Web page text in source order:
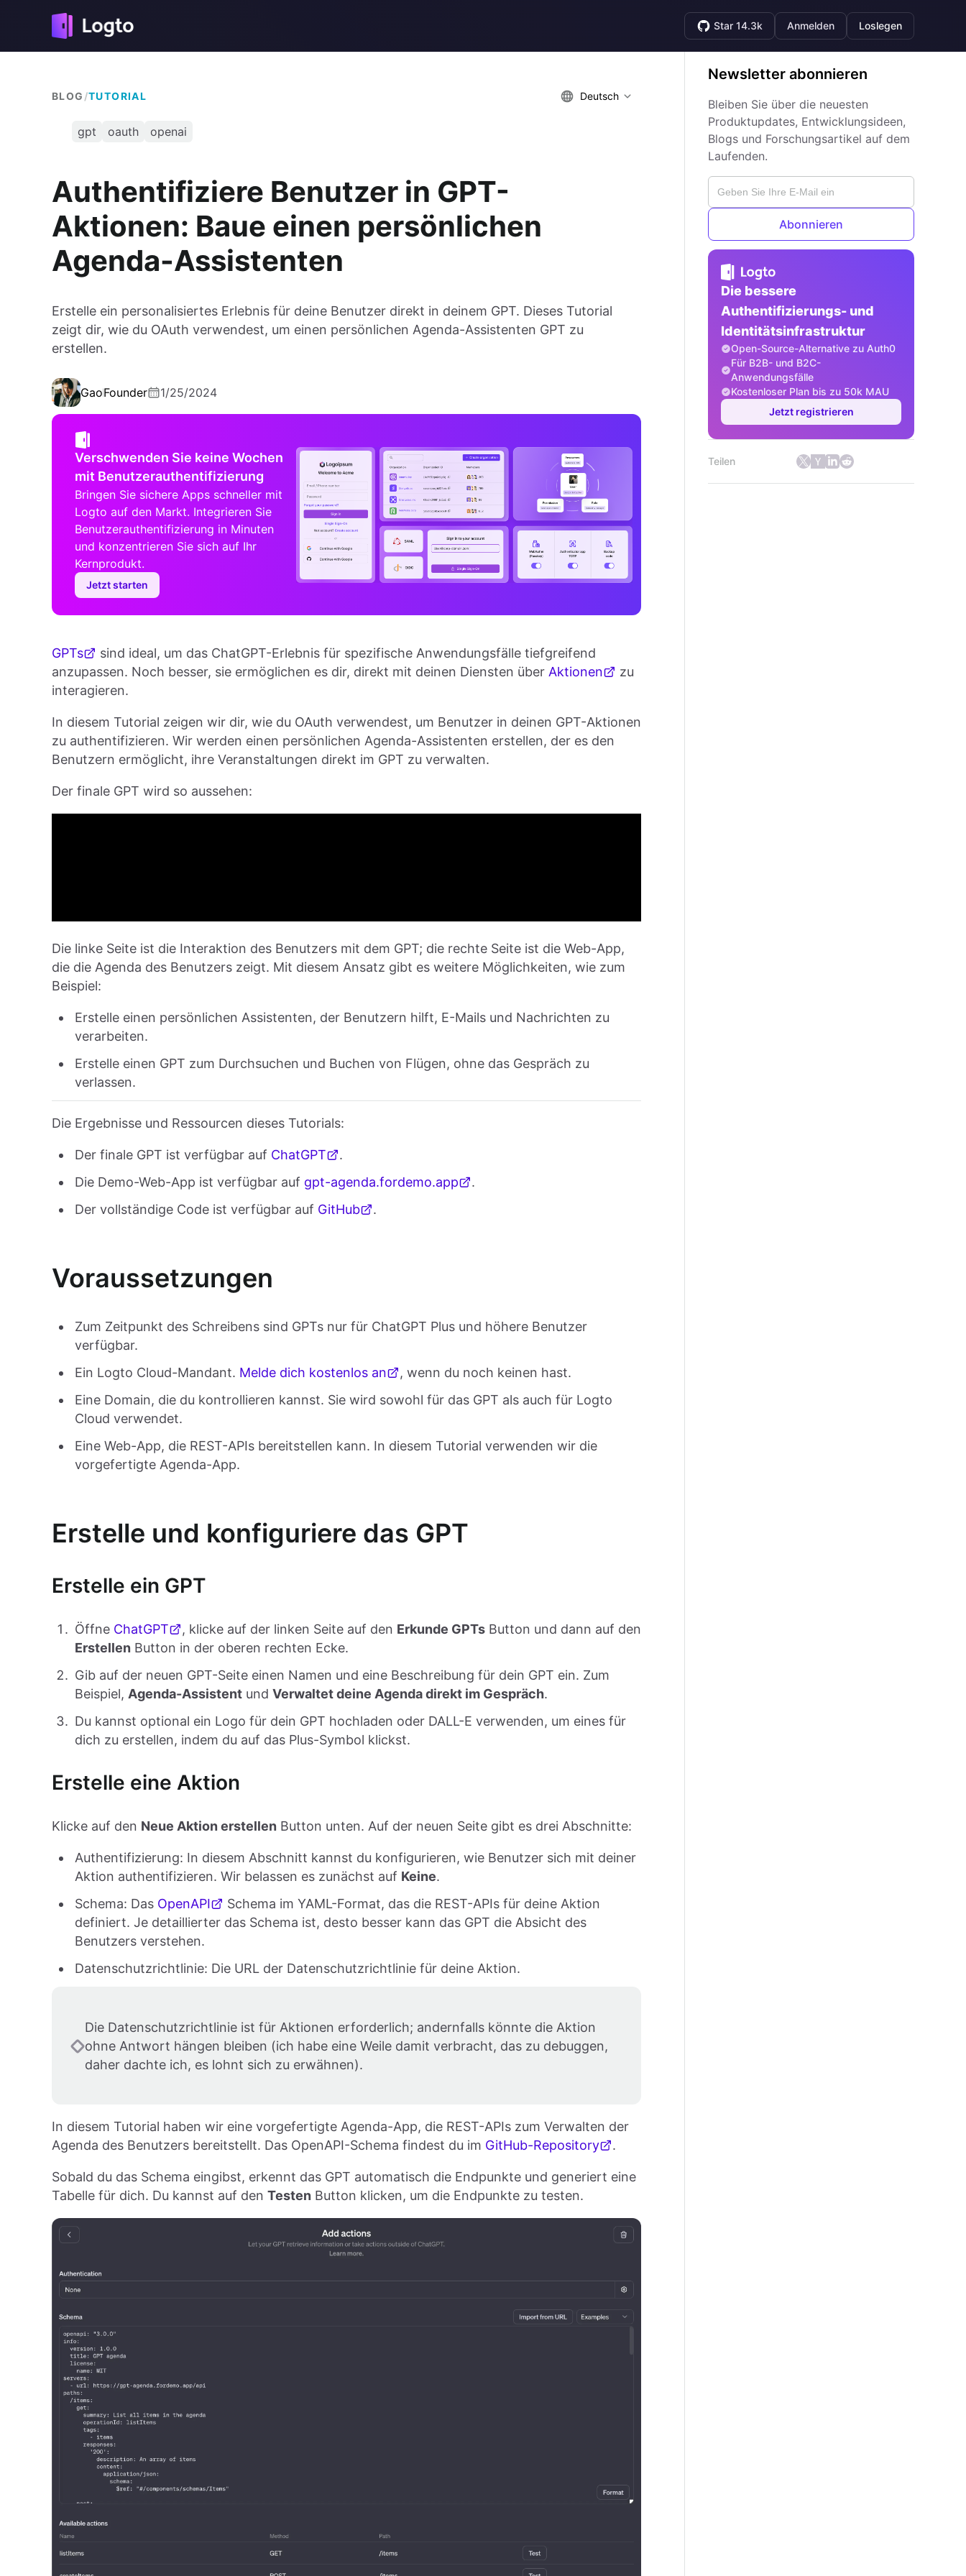
Star 14.3k Anmelden Loslegen
BLOG /TUTORIAL Deutsch
gpt oauth openai
Authentifiziere Benutzer in GPT-
Aktionen: Baue einen persönlichen
Agenda-Assistenten
Erstelle ein personalisiertes Erlebnis für deine Benutzer direkt in deinem GPT. Dieses Tutorial
zeigt dir, wie du OAuth verwendest, um einen persönlichen Agenda-Assistenten GPT zu
erstellen.
GaoFounder 1/25/2024
Verschwenden Sie keine Wochen
mit Benutzerauthentifizierung
Bringen Sie sichere Apps schneller mit
Logto auf den Markt. Integrieren Sie
Benutzerauthentifizierung in Minuten
und konzentrieren Sie sich auf Ihr
Kernprodukt.
Jetzt starten
GPTs
sind ideal, um das ChatGPT-Erlebnis für spezifische Anwendungsfälle tiefgreifend
anzupassen. Noch besser, sie ermöglichen es dir, direkt mit deinen Diensten über Aktionen
zu
interagieren.
In diesem Tutorial zeigen wir dir, wie du OAuth verwendest, um Benutzer in deinen GPT-Aktionen
zu authentifizieren. Wir werden einen persönlichen Agenda-Assistenten erstellen, der es den
Benutzern ermöglicht, ihre Veranstaltungen direkt im GPT zu verwalten.
Der finale GPT wird so aussehen:
Die linke Seite ist die Interaktion des Benutzers mit dem GPT; die rechte Seite ist die Web-App,
die die Agenda des Benutzers zeigt. Mit diesem Ansatz gibt es weitere Möglichkeiten, wie zum
Beispiel:
Erstelle einen persönlichen Assistenten, der Benutzern hilft, E-Mails und Nachrichten zu
verarbeiten.
Erstelle einen GPT zum Durchsuchen und Buchen von Flügen, ohne das Gespräch zu
verlassen.
Die Ergebnisse und Ressourcen dieses Tutorials:
Der finale GPT ist verfügbar auf ChatGPT
.
Die Demo-Web-App ist verfügbar auf gpt-agenda.fordemo.app
.
Der vollständige Code ist verfügbar auf GitHub .
Voraussetzungen
Zum Zeitpunkt des Schreibens sind GPTs nur für ChatGPT Plus und höhere Benutzer
verfügbar.
Ein Logto Cloud-Mandant. Melde dich kostenlos an
, wenn du noch keinen hast.
Eine Domain, die du kontrollieren kannst. Sie wird sowohl für das GPT als auch für Logto
Cloud verwendet.
Eine Web-App, die REST-APIs bereitstellen kann. In diesem Tutorial verwenden wir die
vorgefertigte Agenda-App.
Erstelle und konfiguriere das GPT
Erstelle ein GPT
Öffne ChatGPT , klicke auf der linken Seite auf den Erkunde GPTs Button und dann auf den
Erstellen Button in der oberen rechten Ecke.
Gib auf der neuen GPT-Seite einen Namen und eine Beschreibung für dein GPT ein. Zum
Beispiel, Agenda-Assistent und Verwaltet deine Agenda direkt im Gespräch.
Du kannst optional ein Logo für dein GPT hochladen oder DALL-E verwenden, um eines für
dich zu erstellen, indem du auf das Plus-Symbol klickst.
Erstelle eine Aktion
Klicke auf den Neue Aktion erstellen Button unten. Auf der neuen Seite gibt es drei Abschnitte:
Authentifizierung: In diesem Abschnitt kannst du konfigurieren, wie Benutzer sich mit deiner
Aktion authentifizieren. Wir belassen es zunächst auf Keine.
Schema: Das OpenAPI
Schema im YAML-Format, das die REST-APIs für deine Aktion
definiert. Je detaillierter das Schema ist, desto besser kann das GPT die Absicht des
Benutzers verstehen.
Datenschutzrichtlinie: Die URL der Datenschutzrichtlinie für deine Aktion.
Die Datenschutzrichtlinie ist für Aktionen erforderlich; andernfalls könnte die Aktion
ohne Antwort hängen bleiben (ich habe eine Weile damit verbracht, das zu debuggen,
daher dachte ich, es lohnt sich zu erwähnen).
In diesem Tutorial haben wir eine vorgefertigte Agenda-App, die REST-APIs zum Verwalten der
Agenda des Benutzers bereitstellt. Das OpenAPI-Schema findest du im GitHub-Repository .
Sobald du das Schema eingibst, erkennt das GPT automatisch die Endpunkte und generiert eine
Tabelle für dich. Du kannst auf den Testen Button klicken, um die Endpunkte zu testen.
Newsletter abonnieren
Bleiben Sie über die neuesten
Produktupdates, Entwicklungsideen,
Blogs und Forschungsartikel auf dem
Laufenden.
Abonnieren
Die bessere
Authentifizierungs- und
Identitätsinfrastruktur
Open-Source-Alternative zu Auth0
Für B2B- und B2C-
Anwendungsfälle
Kostenloser Plan bis zu 50k MAU
Jetzt registrieren
Teilen